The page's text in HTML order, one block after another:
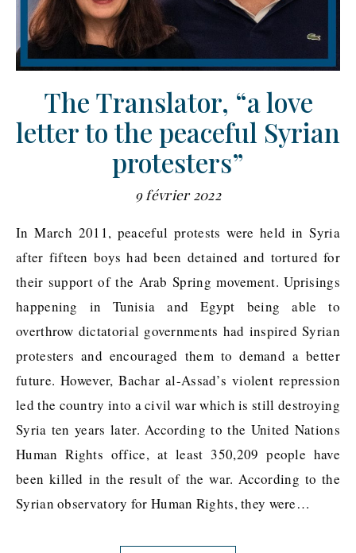
The Translator, “a love
letter to the peaceful Syrian
protesters”
9 février 2022
In March 2011, peaceful protests were held in Syria
after fifteen boys had been detained and tortured for
their support of the Arab Spring movement. Uprisings
happening in Tunisia and Egypt being able to
overthrow dictatorial governments had inspired Syrian
protesters and encouraged them to demand a better
future. However, Bachar al-Assad’s violent repression
led the country into a civil war which is still destroying
Syria ten years later. According to the United Nations
Human Rights office, at least 350,209 people have
been killed in the result of the war. According to the
Syrian observatory for Human Rights, they were…